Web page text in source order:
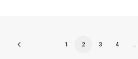
1 2 3 4